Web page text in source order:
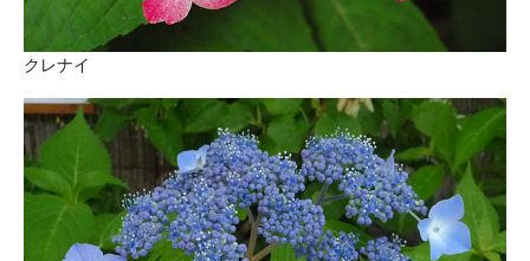
クレナイ